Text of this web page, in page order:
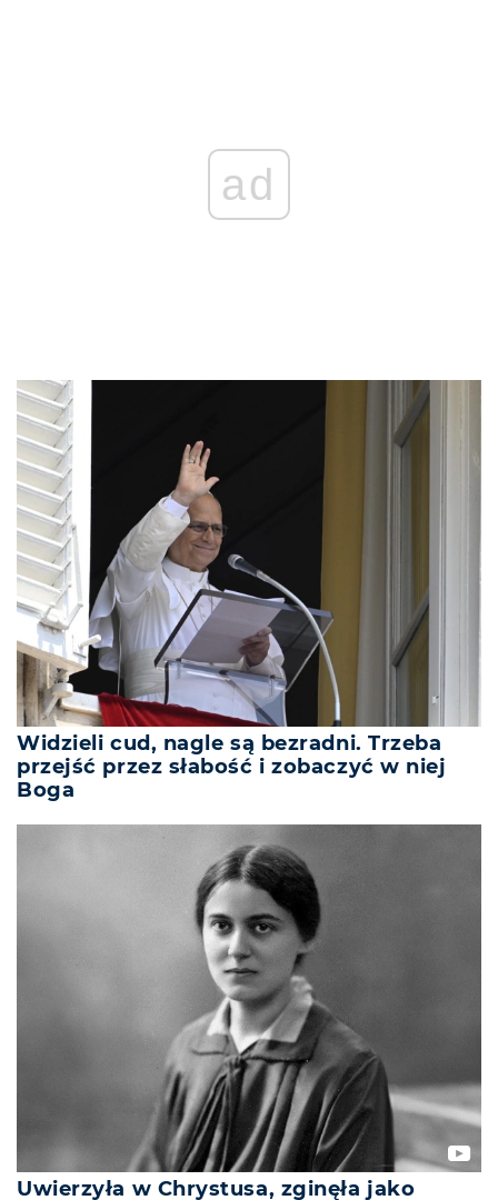
ad
Widzieli cud, nagle są bezradni. Trzeba
przejść przez słabość i zobaczyć w niej
Boga
Uwierzyła w Chrystusa, zginęła jako